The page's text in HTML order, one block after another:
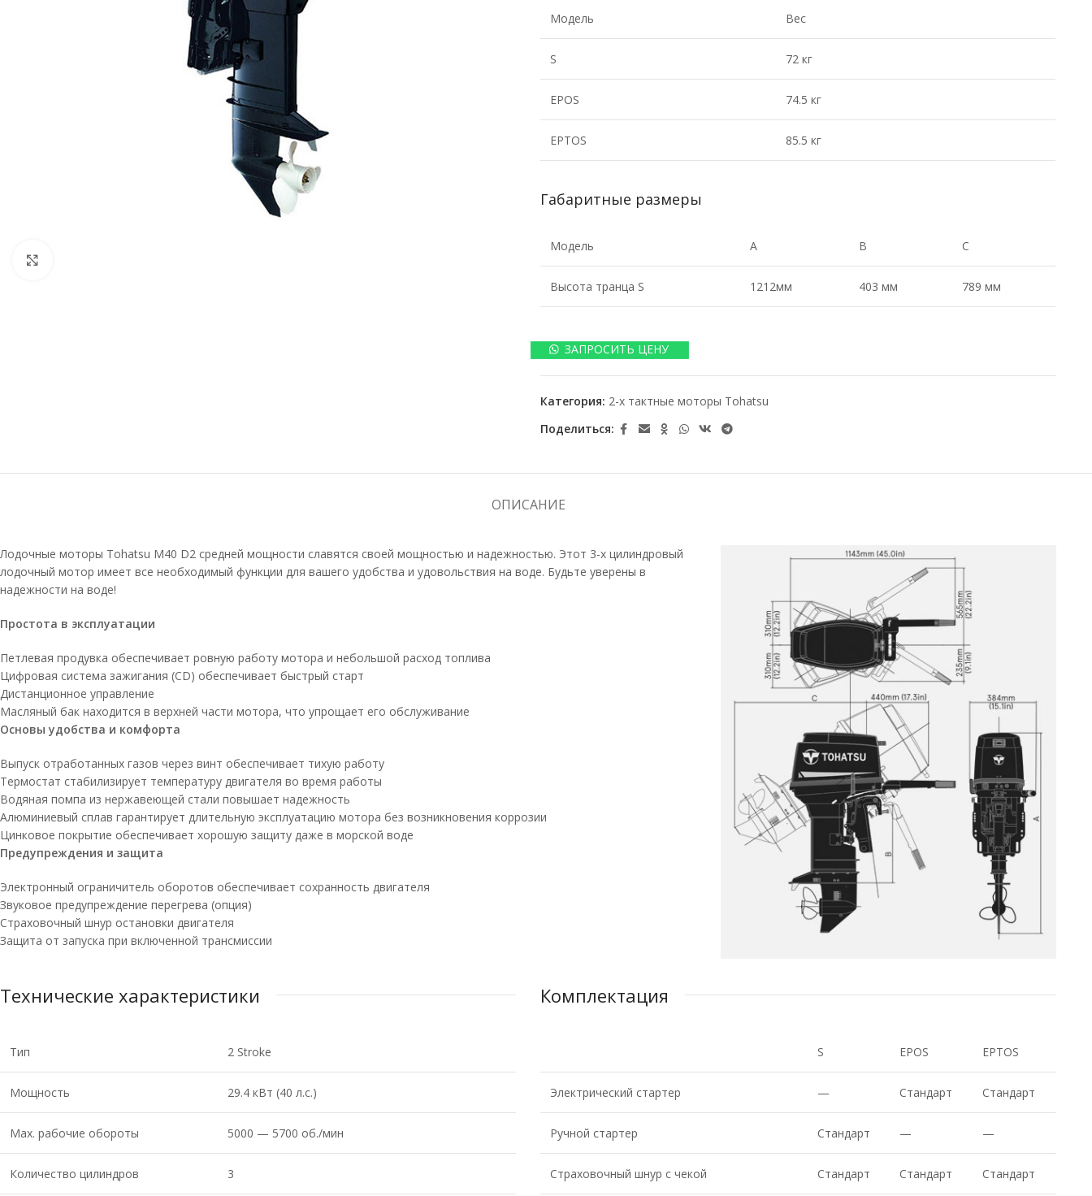
Модель Вес
S 72 кг
EPOS 74.5 кг
EPTOS 85.5 кг
Габаритные размеры
Модель A B C
Высота транца S 1212мм 403 мм 789 мм
ЗАПРОСИТЬ ЦЕНУ
Категория: 2-х тактные моторы Tohatsu
Поделиться:
ОПИСАНИЕ
Лодочные моторы Tohatsu М40 D2 средней мощности славятся своей мощностью и надежностью. Этот 3-х цилиндровый
лодочный мотор имеет все необходимый функции для вашего удобства и удовольствия на воде. Будьте уверены в
надежности на воде!
Простота в эксплуатации
Петлевая продувка обеспечивает ровную работу мотора и небольшой расход топлива
Цифровая система зажигания (CD) обеспечивает быстрый старт
Дистанционное управление
Масляный бак находится в верхней части мотора, что упрощает его обслуживание
Основы удобства и комфорта
Выпуск отработанных газов через винт обеспечивает тихую работу
Термостат стабилизирует температуру двигателя во время работы
Водяная помпа из нержавеющей стали повышает надежность
Алюминиевый сплав гарантирует длительную эксплуатацию мотора без возникновения коррозии
Цинковое покрытие обеспечивает хорошую защиту даже в морской воде
Предупреждения и защита
Электронный ограничитель оборотов обеспечивает сохранность двигателя
Звуковое предупреждение перегрева (опция)
Страховочный шнур остановки двигателя
Защита от запуска при включенной трансмиссии
Технические характеристики
Тип 2 Stroke
Мощность 29.4 кВт (40 л.с.)
Мах. рабочие обороты 5000 — 5700 об./мин
Количество цилиндров 3
Комплектация
S EPOS EPTOS
Электрический стартер — Стандарт Стандарт
Ручной стартер Стандарт — —
Страховочный шнур с чекой Стандарт Стандарт Стандарт